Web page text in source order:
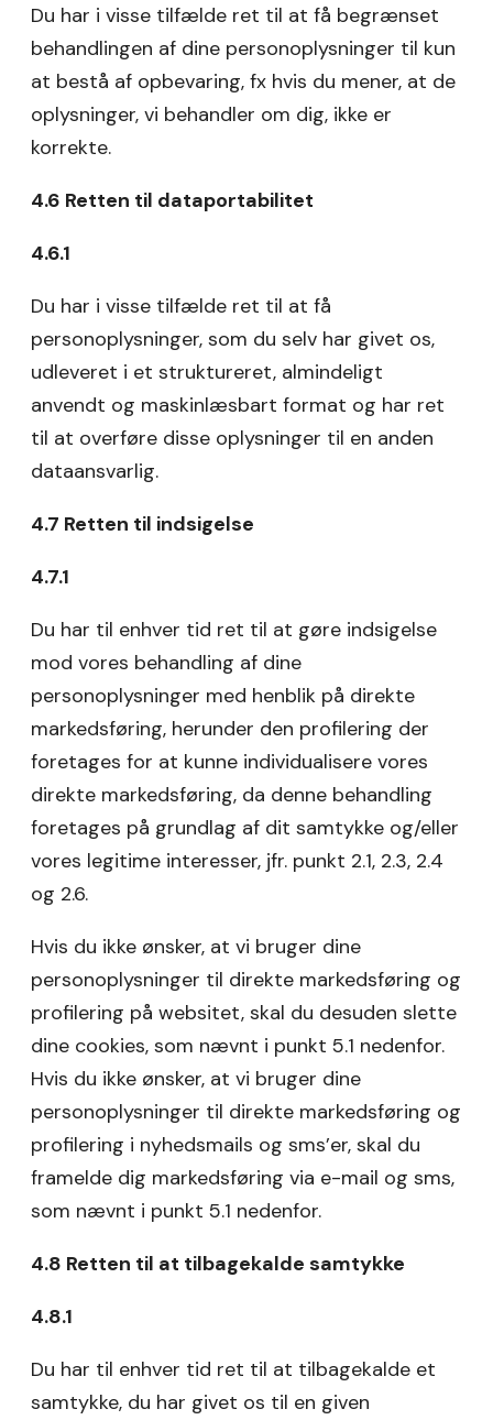
Du har i visse tilfælde ret til at få begrænset
behandlingen af dine personoplysninger til kun
at bestå af opbevaring, fx hvis du mener, at de
oplysninger, vi behandler om dig, ikke er
korrekte.
4.6 Retten til dataportabilitet
4.6.1
Du har i visse tilfælde ret til at få
personoplysninger, som du selv har givet os,
udleveret i et struktureret, almindeligt
anvendt og maskinlæsbart format og har ret
til at overføre disse oplysninger til en anden
dataansvarlig.
4.7 Retten til indsigelse
4.7.1
Du har til enhver tid ret til at gøre indsigelse
mod vores behandling af dine
personoplysninger med henblik på direkte
markedsføring, herunder den profilering der
foretages for at kunne individualisere vores
direkte markedsføring, da denne behandling
foretages på grundlag af dit samtykke og/eller
vores legitime interesser, jfr. punkt 2.1, 2.3, 2.4
og 2.6.
Hvis du ikke ønsker, at vi bruger dine
personoplysninger til direkte markedsføring og
profilering på websitet, skal du desuden slette
dine cookies, som nævnt i punkt 5.1 nedenfor.
Hvis du ikke ønsker, at vi bruger dine
personoplysninger til direkte markedsføring og
profilering i nyhedsmails og sms’er, skal du
framelde dig markedsføring via e-mail og sms,
som nævnt i punkt 5.1 nedenfor.
4.8 Retten til at tilbagekalde samtykke
4.8.1
Du har til enhver tid ret til at tilbagekalde et
samtykke, du har givet os til en given